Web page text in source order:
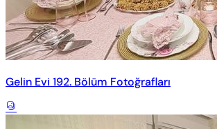
Gelin Evi 192. Bölüm Fotoğrafları